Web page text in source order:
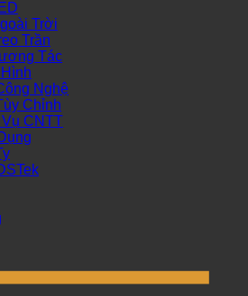
Trời
Trần
Tác
Nghệ
Chỉnh
CNTT